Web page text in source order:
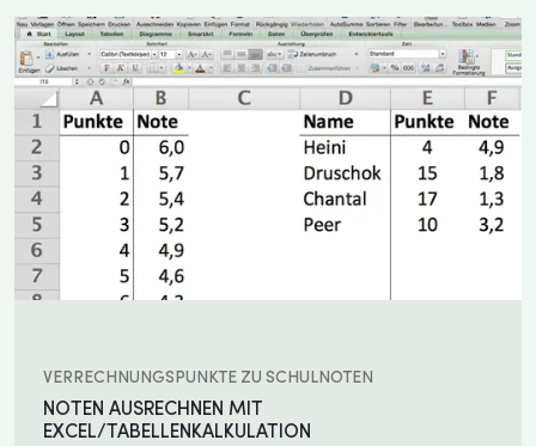
NOTEN AUSRECHNEN MIT
EXCEL/TABELLENKALKULATION
VERRECHNUNGSPUNKTE ZU SCHULNOTEN